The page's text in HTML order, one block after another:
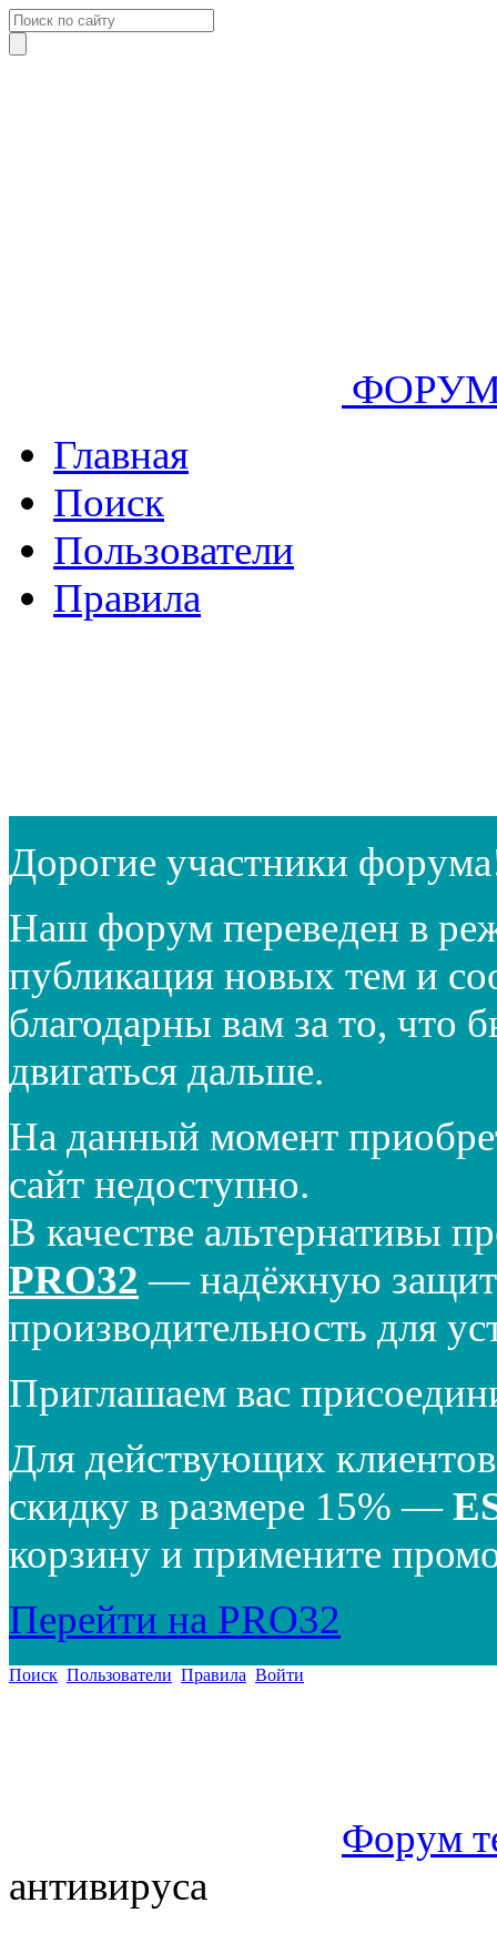
Главная
Поиск
Пользователи
Правила
Дорогие участники
Наш форум переведен в
публикация новых тем и
благодарны вам за то, что
двигаться дальше.
На данный момент
сайт недоступно.
В качестве альтернативы
PRO32 — надёжную
производительность для
Приглашаем вас
Для действующих
скидку в размере 15% —
корзину и примените
Перейти на PRO32
Поиск Пользователи Правила Войти
Форум
антивируса